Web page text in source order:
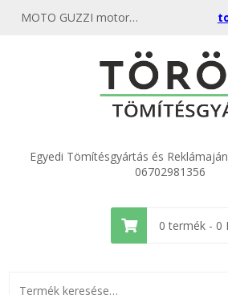
MOTO GUZZI motorkerékpár tömítés - akciós motorkerékpár - kerti gép - csónakmotor tömítések gyártása, egyenest a gyártótól most itt nálunk rendelje meg, különböző anyagokból és méretekből kimagasló minőségben.
Egyedi Tömítésgyártás és
06702981356
0 termék - 0